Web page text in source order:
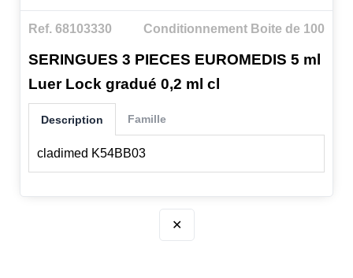
Ref. 68103330 Conditionnement Boite de 100
SERINGUES 3 PIECES EUROMEDIS 5 ml
Luer Lock gradué 0,2 ml cl
Description
cladimed K54BB03
Famille
✕